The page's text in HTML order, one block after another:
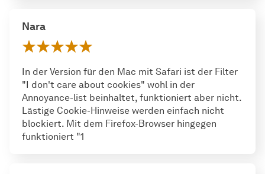
Nara
In der Version für den Mac mit Safari ist der Filter
"I don't care about cookies" wohl in der
Annoyance-list beinhaltet, funktioniert aber nicht.
Lästige Cookie-Hinweise werden einfach nicht
blockiert. Mit dem Firefox-Browser hingegen
funktioniert "1